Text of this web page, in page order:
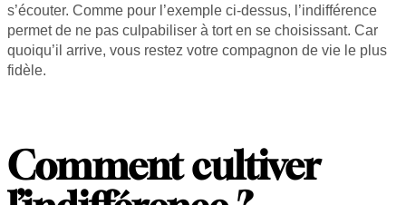
s’écouter. Comme pour l’exemple ci-dessus, l’indifférence
permet de ne pas culpabiliser à tort en se choisissant. Car
quoiqu’il arrive, vous restez votre compagnon de vie le plus
fidèle.
Comment cultiver